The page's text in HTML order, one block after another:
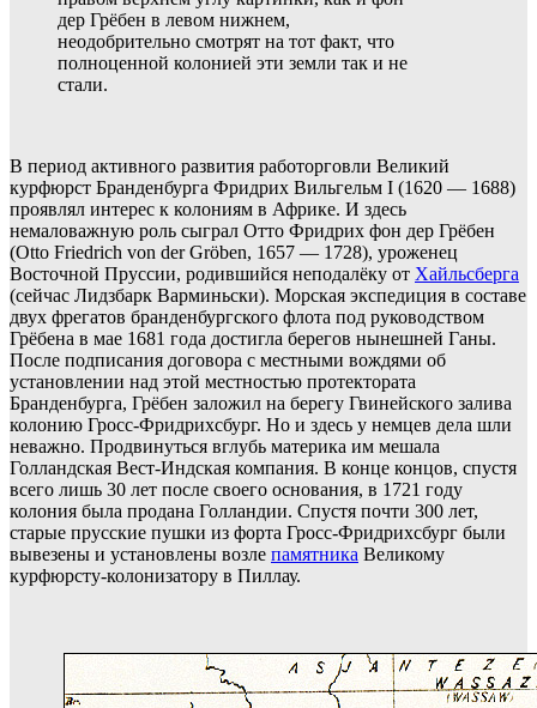
дер Грёбен в левом нижнем,
неодобрительно смотрят на тот факт, что
полноценной колонией эти земли так и не
стали.
В период активного развития работорговли Великий
курфюрст Бранденбурга Фридрих Вильгельм I (1620 — 1688)
проявлял интерес к колониям в Африке. И здесь
немаловажную роль сыграл Отто Фридрих фон дер Грёбен
(Otto Friedrich von der Gröben, 1657 — 1728), уроженец
Восточной Пруссии, родившийся неподалёку от Хайльсберга
(сейчас Лидзбарк Варминьски). Морская экспедиция в составе
двух фрегатов бранденбургского флота под руководством
Грёбена в мае 1681 года достигла берегов нынешней Ганы.
После подписания договора с местными вождями об
установлении над этой местностью протектората
Бранденбурга, Грёбен заложил на берегу Гвинейского залива
колонию Гросс-Фридрихсбург. Но и здесь у немцев дела шли
неважно. Продвинуться вглубь материка им мешала
Голландская Вест-Индская компания. В конце концов, спустя
всего лишь 30 лет после своего основания, в 1721 году
колония была продана Голландии. Спустя почти 300 лет,
старые прусские пушки из форта Гросс-Фридрихсбург были
вывезены и установлены возле памятника Великому
курфюрсту-колонизатору в Пиллау.